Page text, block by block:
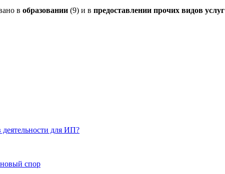
в образовании (9) и в предоставлении прочих видов услуг
для ИП?
новый спор